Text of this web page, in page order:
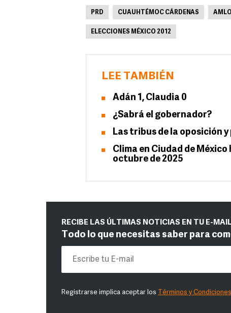
PRD CUAUHTÉMOC CÁRDENAS AMLO
ELECCIONES MÉXICO 2012
LEE TAMBIÉN
Adán 1, Claudia 0
¿Sabrá el gobernador?
Las tribus de la oposición
Clima en Ciudad de
octubre de 2025
RECIBE LAS ÚLTIMAS NOTICIAS EN TU E-MAIL
Todo lo que necesitas saber para
Registrarse implica aceptar los Términos y Condiciones